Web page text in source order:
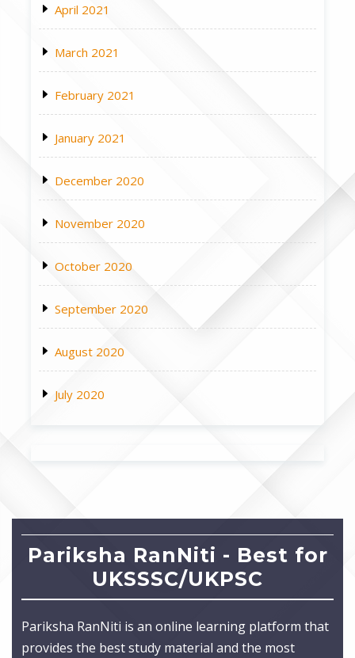
April 2021
March 2021
February 2021
January 2021
December 2020
November 2020
October 2020
September 2020
August 2020
July 2020
Pariksha RanNiti - Best for
UKSSSC/UKPSC
Pariksha RanNiti is an online learning platform that
provides the best study material and the most